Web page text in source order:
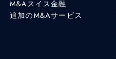
M&Aスイス金融
追加のM&Aサービス